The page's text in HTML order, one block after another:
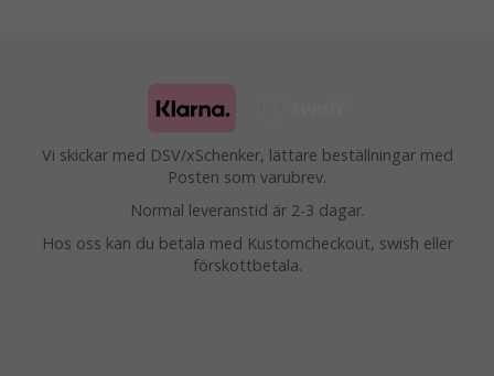
Vi skickar med DSV/xSchenker, lättare beställningar med
Posten som varubrev.
Normal leveranstid är 2-3 dagar.
Hos oss kan du betala med Kustomcheckout, swish eller
förskottbetala.